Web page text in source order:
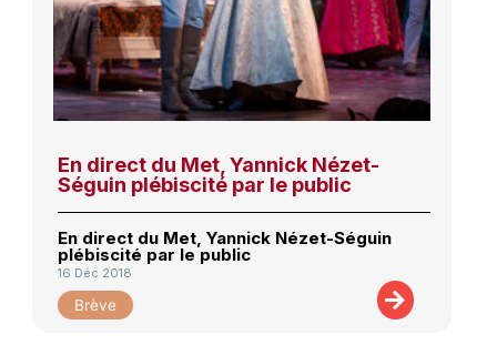
En direct du Met, Yannick Nézet-
Séguin plébiscité par le public
En direct du Met, Yannick Nézet-Séguin
plébiscité par le public
16 Déc 2018
Brève